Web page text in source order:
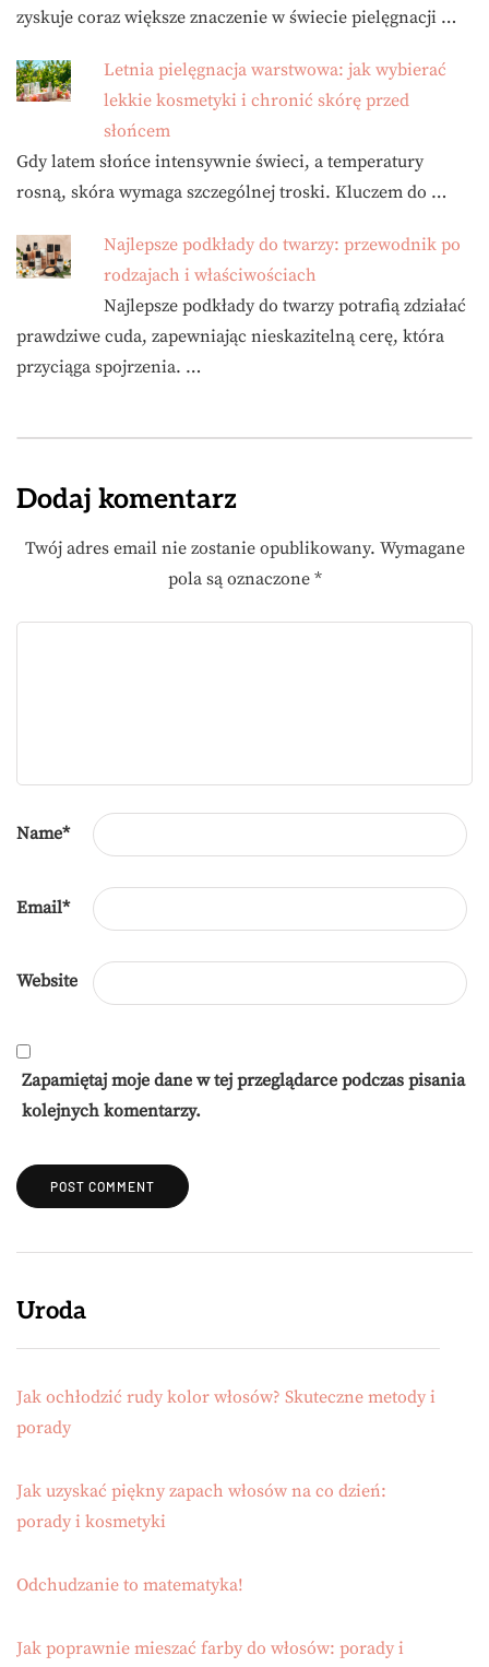
zyskuje coraz większe znaczenie w świecie pielęgnacji …
Letnia pielęgnacja warstwowa: jak wybierać
lekkie kosmetyki i chronić skórę przed
słońcem
Gdy latem słońce intensywnie świeci, a temperatury
rosną, skóra wymaga szczególnej troski. Kluczem do …
Najlepsze podkłady do twarzy: przewodnik po
rodzajach i właściwościach
Najlepsze podkłady do twarzy potrafią zdziałać
prawdziwe cuda, zapewniając nieskazitelną cerę, która
przyciąga spojrzenia. …
Dodaj komentarz
Twój adres email nie zostanie opublikowany. Wymagane
pola są oznaczone *
Name*
Email*
Website
Zapamiętaj moje dane w tej przeglądarce podczas pisania
kolejnych komentarzy.
Uroda
Jak ochłodzić rudy kolor włosów? Skuteczne metody i
porady
Jak uzyskać piękny zapach włosów na co dzień:
porady i kosmetyki
Odchudzanie to matematyka!
Jak poprawnie mieszać farby do włosów: porady i